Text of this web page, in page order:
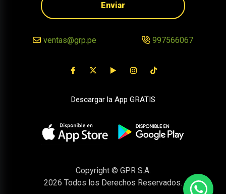
Enviar
ventas@grp.pe 997566067
Descargar la App GRATIS
Copyright © GPR S.A.
2026 Todos los Derechos Reservados.